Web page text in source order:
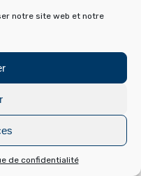
notre site web et notre
de confidentialité